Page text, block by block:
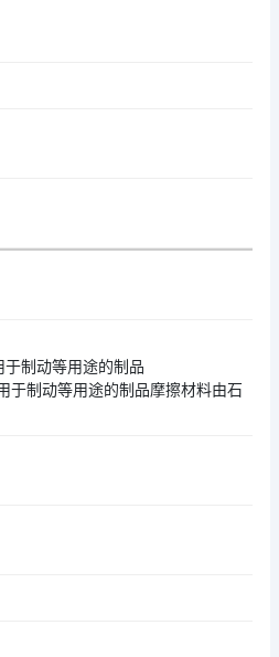
制动等用途的制品
于制动等用途的制品摩擦材料由石